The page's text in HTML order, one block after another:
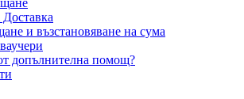
и възстановяване на сума
допълнителна помощ?